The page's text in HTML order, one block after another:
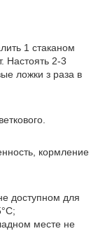
1 стаканом
Настоять 2-3
ложки з раза в
кормление
доступном для
месте не